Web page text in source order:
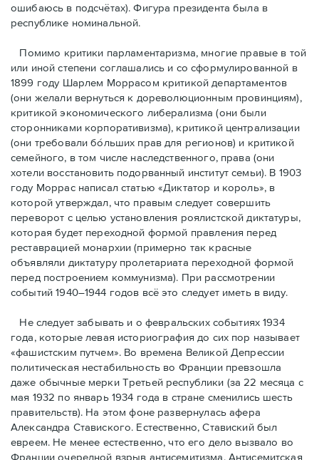
ошибаюсь в подсчётах). Фигура президента была в
республике номинальной.
Помимо критики парламентаризма, многие правые в той
или иной степени соглашались и со сформулированной в
1899 году Шарлем Моррасом критикой департаментов
(они желали вернуться к дореволюционным провинциям),
критикой экономического либерализма (они были
сторонниками корпоративизма), критикой централизации
(они требовали бóльших прав для регионов) и критикой
семейного, в том числе наследственного, права (они
хотели восстановить подорванный институт семьи). В 1903
году Моррас написал статью «Диктатор и король», в
которой утверждал, что правым следует совершить
переворот с целью установления роялистской диктатуры,
которая будет переходной формой правления перед
реставрацией монархии (примерно так красные
объявляли диктатуру пролетариата переходной формой
перед построением коммунизма). При рассмотрении
событий 1940–1944 годов всё это следует иметь в виду.
Не следует забывать и о февральских событиях 1934
года, которые левая историография до сих пор называет
«фашистским путчем». Во времена Великой Депрессии
политическая нестабильность во Франции превзошла
даже обычные мерки Третьей республики (за 22 месяца с
мая 1932 по январь 1934 года в стране сменились шесть
правительств). На этом фоне развернулась афера
Александра Ставиского. Естественно, Ставиский был
евреем. Не менее естественно, что его дело вызвало во
Франции очередной взрыв антисемитизма. Антисемитская